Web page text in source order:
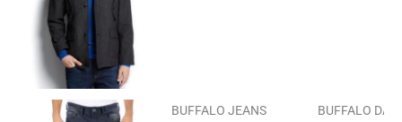
BUFFALO JEANS
BUFFALO